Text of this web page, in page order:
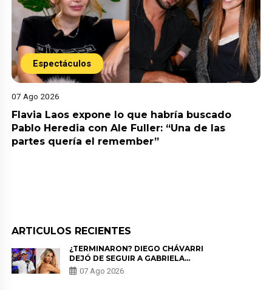
Espectáculos
07 Ago 2026
Flavia Laos expone lo que habría buscado
Pablo Heredia con Ale Fuller: “Una de las
partes quería el remember”
ARTICULOS RECIENTES
¿TERMINARON? DIEGO CHÁVARRI
DEJÓ DE SEGUIR A GABRIELA
HERRERA Y ANUNCIA SU SALIDA
DE PÓDCAST
07 Ago 2026